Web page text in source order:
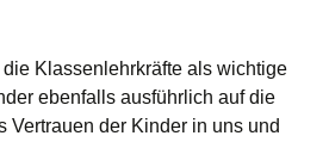
die Klassenlehrkräfte als wichtige
ebenfalls ausführlich auf die
Vertrauen der Kinder in uns und